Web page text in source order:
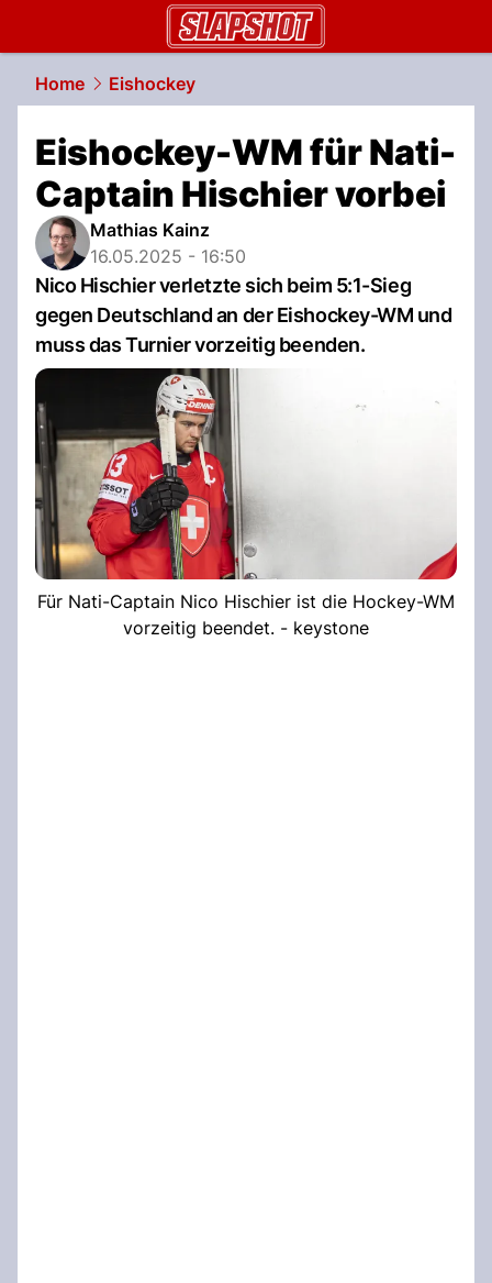
Home Eishockey
Eishockey-WM für Nati-
Captain Hischier vorbei
Mathias Kainz
16.05.2025 - 16:50
Nico Hischier verletzte sich beim 5:1-Sieg
gegen Deutschland an der Eishockey-WM und
muss das Turnier vorzeitig beenden.
Für Nati-Captain Nico Hischier ist die Hockey-WM
vorzeitig beendet. - keystone